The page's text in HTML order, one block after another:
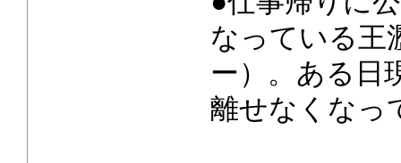
なっている王
ー）。ある日
離せなくな